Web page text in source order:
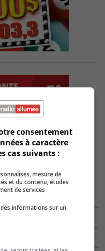
consentement
à caractère
cas suivants :
mesure de
et du contenu, études
de services
informations sur un